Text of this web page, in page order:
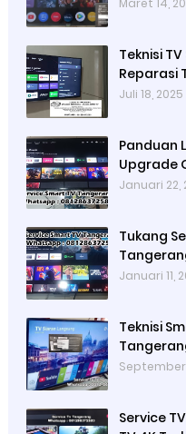
Maret 14,
Teknisi
Reparasi
TV
Juli 18, 2025
Panduan
Upgrade
40Z72,
Januari 22,
Tukang
Terdakat
Januari 11,
Teknisi
Melati
September
Service